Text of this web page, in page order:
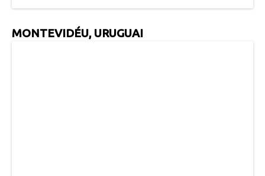
MONTEVIDÉU, URUGUAI